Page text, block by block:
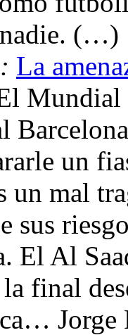
nadie. (…)
La
Mundial
un
un mal
sus
El Al
final
Jorge